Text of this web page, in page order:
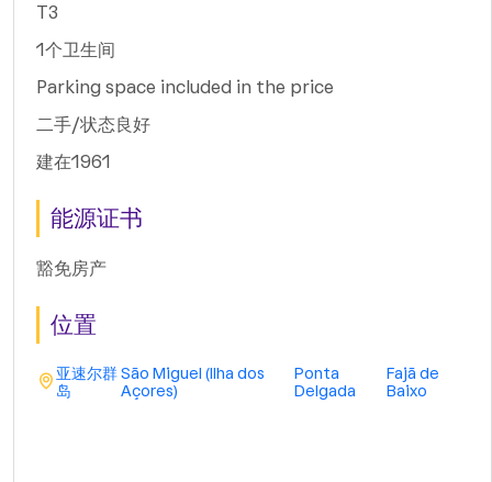
T3
1个卫生间
Parking space included in the price
二手/状态良好
建在1961
能源证书
豁免房产
位置
亚速尔群
岛
São Miguel (Ilha dos
Açores)
Ponta
Delgada
Fajã de
Baixo